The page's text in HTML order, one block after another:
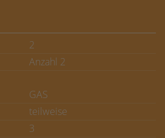
2
Anzahl 2
GAS
teilweise
3